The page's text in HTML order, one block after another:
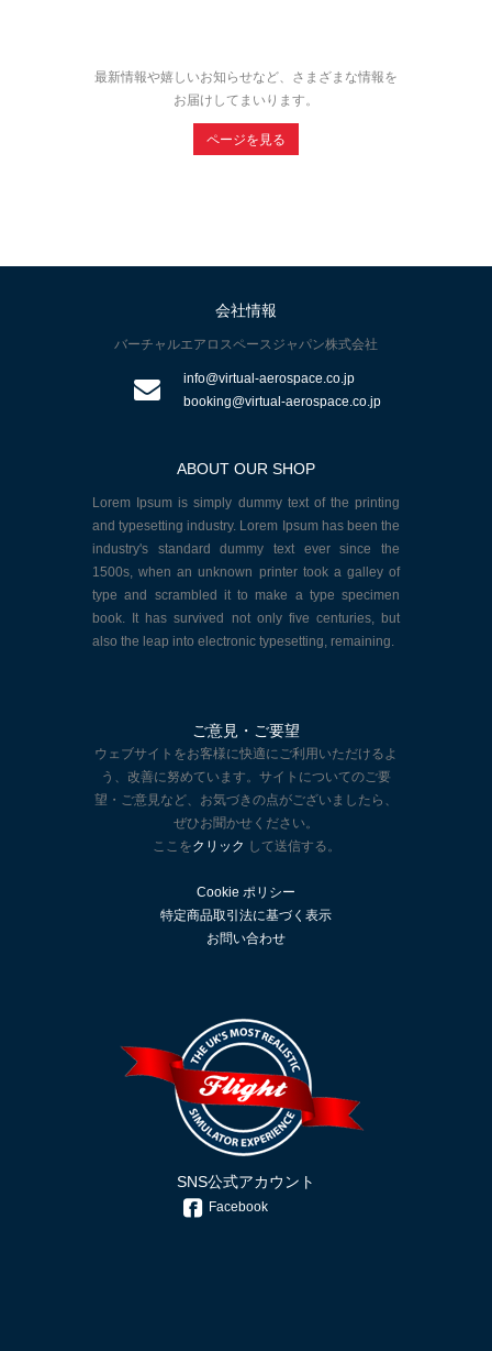
最新情報や嬉しいお知らせなど、さまざまな情報を
お届けしてまいります。
ページを見る
会社情報
バーチャルエアロスペースジャパン株式会社
info@virtual-aerospace.co.jp
booking@virtual-aerospace.co.jp
ABOUT OUR SHOP
Lorem Ipsum is simply dummy text of the printing
and typesetting industry. Lorem Ipsum has been the
industry's standard dummy text ever since the
1500s, when an unknown printer took a galley of
type and scrambled it to make a type specimen
book. It has survived not only five centuries, but
also the leap into electronic typesetting, remaining.
ご意見・ご要望
ウェブサイトをお客様に快適にご利用いただけるよ
う、改善に努めています。サイトについてのご要
望・ご意見など、お気づきの点がございましたら、
ぜひお聞かせください。
ここをクリック して送信する。
Cookie ポリシー
特定商品取引法に基づく表示
お問い合わせ
SNS公式アカウント
Facebook